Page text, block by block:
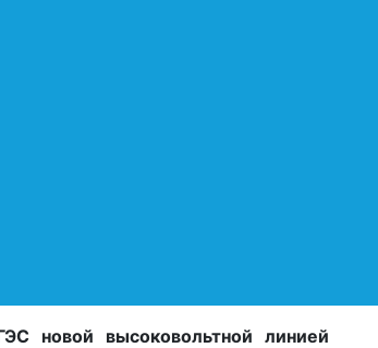
новой высоковольтной линией